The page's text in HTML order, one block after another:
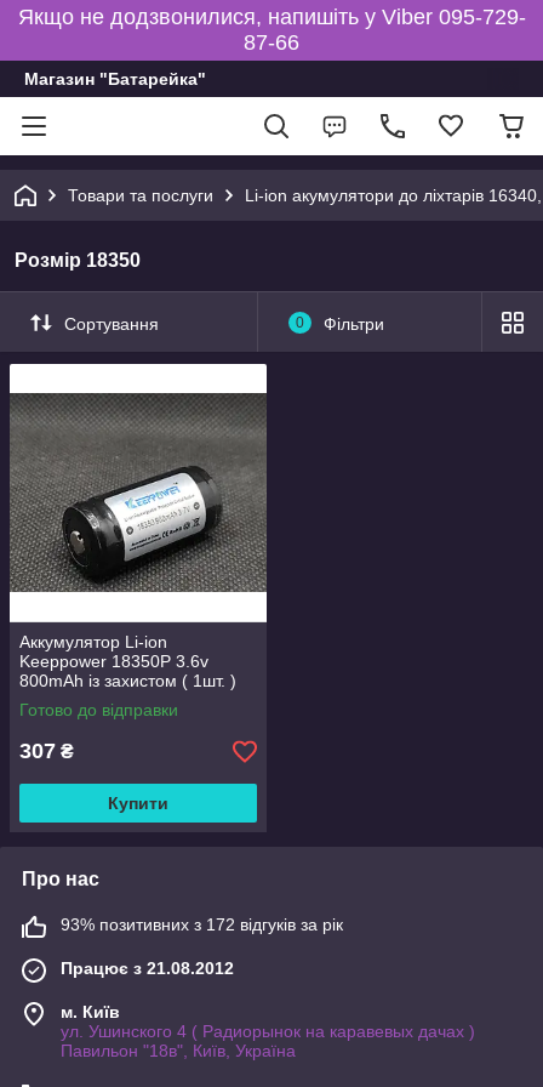
Якщо не додзвонилися, напишіть у Viber 095-729-
87-66
Магазин "Батарейка"
Товари та послуги Li-ion акумулятори до ліхтарів
Розмір 18350
Сортування 0 Фільтри
Аккумулятор Li-ion
Keeppower 18350P 3.6v
800mAh із захистом ( 1шт. )
Готово до відправки
307 ₴
Купити
Про нас
93% позитивних з 172 відгуків за рік
Працює з 21.08.2012
м. Київ
ул. Ушинского 4 ( Радиорынок на каравевых дачах )
Павильон "18в", Київ, Україна